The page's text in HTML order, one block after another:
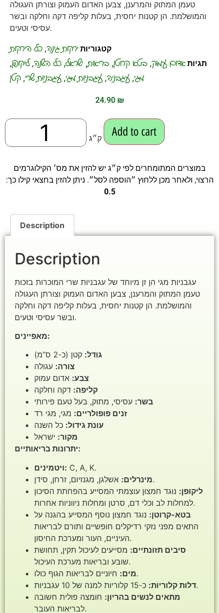
טעמן המתוק והמרענן, צבען האדום העמוק וצורתן העגולה
והמושלמת. הן קטנות יחסית, בעלות קליפה דקה וחלקה ובשר
עסיסי וטעים.
קטגוריות ירקות גינה,כל הירקות
תגיותאדום עמוק, בטא קרוטן, בריאות, ישראל,כל השנה,ליקופן,
מגי,עגבניה,עגבניות מגי,עגבניות שרי,קטן
24.90 ₪
ק״ג Add to cart
במוצרים המתומחרים לפי ק״ג יש להזין את מס׳ הקילוגרמים
הרצוי, ולאחר מכן ללחוץ ״הוספה לסל״. ניתן להזין בחצאי קילו כך:
0.5
Description
Description
עגבניות מגי הן זן מיוחד של עגבניות שרי המוכרות בזכות
טעמן המתוק והמרענן, צבען האדום העמוק וצורתן העגולה
והמושלמת. הן קטנות יחסית, בעלות קליפה דקה וחלקה
ובשר עסיסי וטעים.
מאפיינים:
גודל: קטן (כ-2 ס”מ)
צורה: עגולה
צבע: אדום עמוק
קליפה: דקה וחלקה
בשר: עסיסי, מתוק, בעל טעם פירותי
זנים פופולריים: מגי, מגי רד
עונת גידול: כל השנה
מקור: ישראל
יתרונות בריאותיים:
ויטמינים: C, A, K.
מינרלים:אשלגן, מגנזיום, זרחן, סידן.
ליקופן: נוגד חמצון עוצמתי המסייע בהפחתת הסיכון
למחלות לב וכלי דם, סרטן ומחלות ניווניות אחרות.
בטא-קרוטן: נוגד חמצון נוסף המסייע בהגנה על
התאים מפני נזקי רדיקלים חופשיים ותורם לבריאות
העיניים, העור ומערכת החיסון.
סיבים תזונתיים: מסייעים לעיכול תקין, תחושת
שובע ובריאות מערכת העיכול.
מים:חיוניים לבריאות הגוף כולו.
דלות קלוריות:כ-15 קלוריות למנה של 10 עגבניות.
מתאים לנשים בהריון: חומצה פולית חשובה
לבריאות העובר.